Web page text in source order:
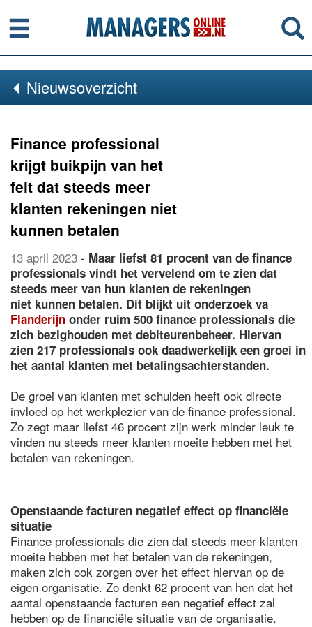
Menu
Nieuwsoverzicht
Finance professional
krijgt buikpijn van het
feit dat steeds meer
klanten rekeningen niet
kunnen betalen
13 april 2023 - Maar liefst 81 procent van de finance
professionals vindt het vervelend om te zien dat
steeds meer van hun klanten de rekeningen
niet kunnen betalen. Dit blijkt uit onderzoek va
Flanderijn onder ruim 500 finance professionals die
zich bezighouden met debiteurenbeheer. Hiervan
zien 217 professionals ook daadwerkelijk een groei in
het aantal klanten met betalingsachterstanden.
De groei van klanten met schulden heeft ook directe
invloed op het werkplezier van de finance professional.
Zo zegt maar liefst 46 procent zijn werk minder leuk te
vinden nu steeds meer klanten moeite hebben met het
betalen van rekeningen.
Openstaande facturen negatief effect op financiële
situatie
Finance professionals die zien dat steeds meer klanten
moeite hebben met het betalen van de rekeningen,
maken zich ook zorgen over het effect hiervan op de
eigen organisatie. Zo denkt 62 procent van hen dat het
aantal openstaande facturen een negatief effect zal
hebben op de financiële situatie van de organisatie.